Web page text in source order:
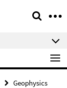
Geophysics